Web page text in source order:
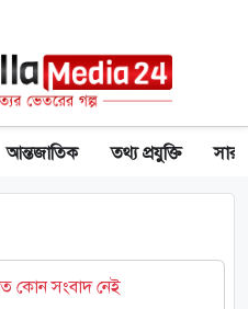
আন্তজাতিক তথ্য প্রযুক্তি
কোন সংবাদ নেই